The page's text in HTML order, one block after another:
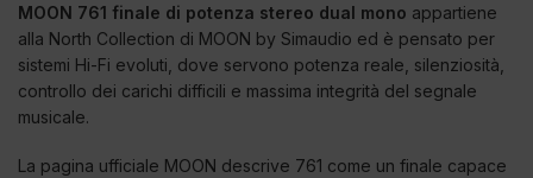
MOON 761 finale di potenza stereo dual mono appartiene
alla North Collection di MOON by Simaudio ed è pensato per
sistemi Hi-Fi evoluti, dove servono potenza reale, silenziosità,
controllo dei carichi difficili e massima integrità del segnale
musicale.
La pagina ufficiale MOON descrive 761 come un finale capace